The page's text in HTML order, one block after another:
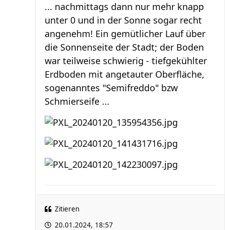
... nachmittags dann nur mehr knapp
unter 0 und in der Sonne sogar recht
angenehm! Ein gemütlicher Lauf über
die Sonnenseite der Stadt; der Boden
war teilweise schwierig - tiefgekühlter
Erdboden mit angetauter Oberfläche,
sogenanntes "Semifreddo" bzw
Schmierseife ...
Zitieren
20.01.2024, 18:57